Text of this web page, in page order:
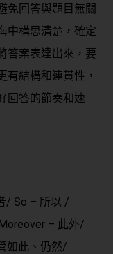
免回答與題目無關
中構思清楚，確定
答案表達出來，要
有結構和連貫性，
回答的節奏和速
/ So – 所以 /
Moreover – 此外/
如此、仍然/